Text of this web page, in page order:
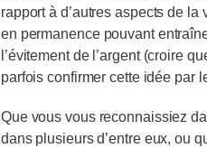
rapport à d’autres aspects de
en permanence pouvant
l’évitement de l’argent (croire
parfois confirmer cette idée par
Que vous vous reconnaissiez
dans plusieurs d’entre eux, ou